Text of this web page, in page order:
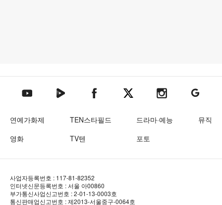
텐아시아 유튜브텐아시아 네이버TV텐아시아 페이스북텐아시아 엑스텐아시아 인스타그램
텐아시아
연예가화제 TEN스타필드 드라마·예능
뮤직
영화
TV텐 포토
사업자등록번호 : 117-81-82352
인터넷신문등록번호 : 서울 아00860
부가통신사업신고번호 : 2-01-13-0003호
통신판매업신고번호 : 제2013-서울중구-0064호